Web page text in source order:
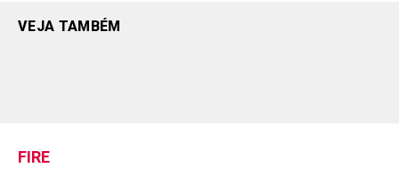
VEJA TAMBÉM
FIRE